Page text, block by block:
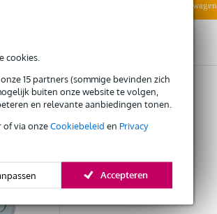
cookies.
15 partners (sommige bevinden zich
buiten onze website te volgen,
en relevante aanbiedingen tonen.
of via onzeCookiebeleid en Privacy
Accepteren
In mijn winkelwagen